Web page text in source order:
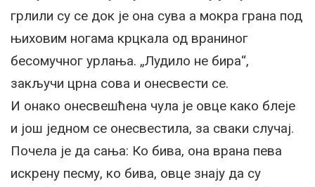
грлили су се док је она сува а мокра грана под
њиховим ногама крцкала од враниног
бесомучног урлања. „Лудило не бира“,
закључи црна сова и онесвести се.
И онако онесвешћена чула је овце како блеје
и још једном се онесвестила, за сваки случај.
Почела је да сања: Ко бива, она врана пева
искрену песму, ко бива, овце знају да су